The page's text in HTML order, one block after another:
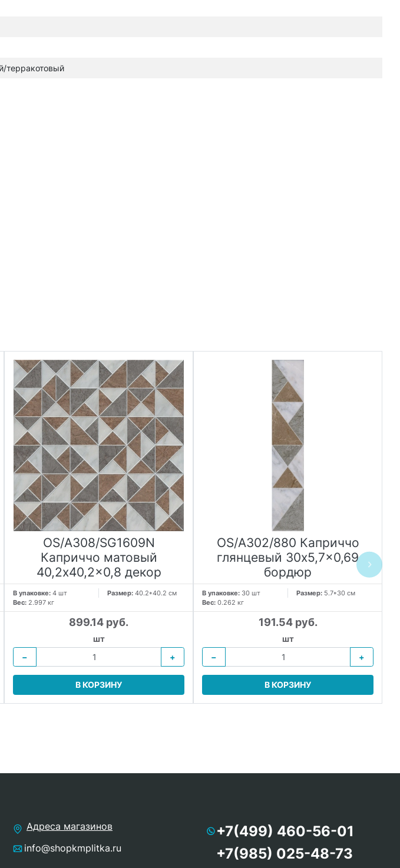
терракотовый
OS/A308/SG1609N
Каприччо матовый
40,2x40,2x0,8 декор
В упаковке: 4 шт Размер: 40.2*40.2 см
Вес: 2.997 кг
899.14 руб.
шт
−
+
В КОРЗИНУ
OS/A302/880 Каприччо
глянцевый 30x5,7x0,69
бордюр
В упаковке: 30 шт Размер: 5.7*30 см
Вес: 0.262 кг
191.54 руб.
шт
−
+
В КОРЗИНУ
Адреса магазинов
info@shopkmplitka.ru
+7(499) 460-56-01
+7(985) 025-48-73